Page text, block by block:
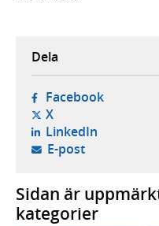
Dela
Facebook- öppnas
X- öppnas i ny flik,
LinkedIn- öppnas i
E-post- öppnar din
Sidan är
kategorier